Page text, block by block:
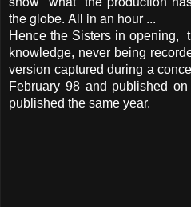
the globe. All in an hour ...
Hence the Sisters in opening,
knowledge, never being
version captured during a
February 98 and published
published the same year.